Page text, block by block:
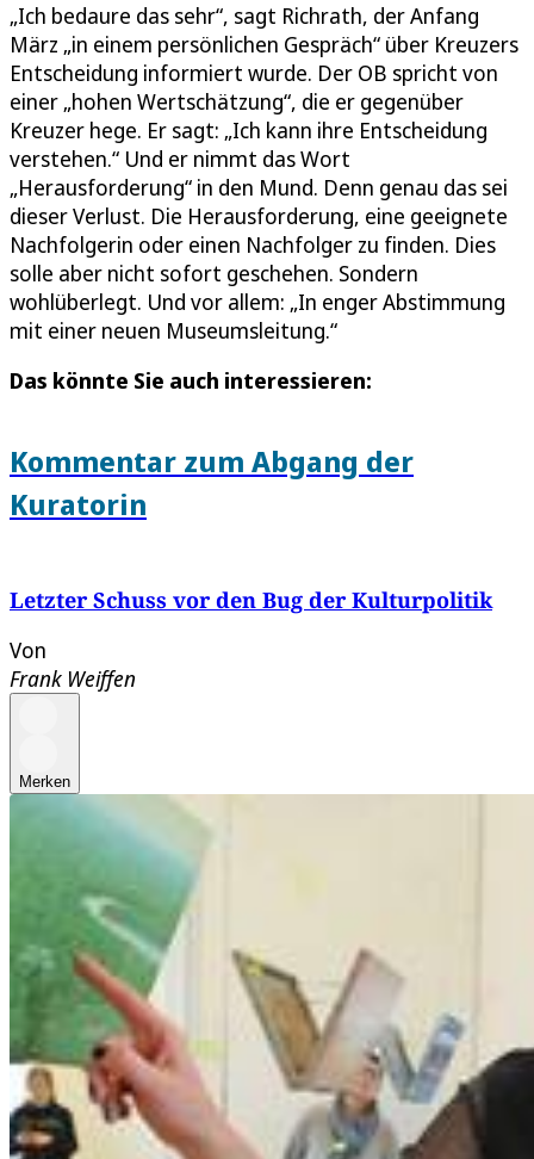
„Ich bedaure das sehr“, sagt Richrath, der Anfang
März „in einem persönlichen Gespräch“ über Kreuzers
Entscheidung informiert wurde. Der OB spricht von
einer „hohen Wertschätzung“, die er gegenüber
Kreuzer hege. Er sagt: „Ich kann ihre Entscheidung
verstehen.“ Und er nimmt das Wort
„Herausforderung“ in den Mund. Denn genau das sei
dieser Verlust. Die Herausforderung, eine geeignete
Nachfolgerin oder einen Nachfolger zu finden. Dies
solle aber nicht sofort geschehen. Sondern
wohlüberlegt. Und vor allem: „In enger Abstimmung
mit einer neuen Museumsleitung.“
Das könnte Sie auch interessieren:
Kommentar zum Abgang der
Kuratorin
Letzter Schuss vor den Bug der Kulturpolitik
Von
Frank Weiffen
Merken